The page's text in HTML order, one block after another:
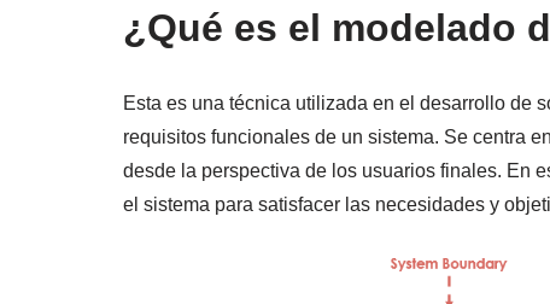
¿Qué es el modelado
Esta es una técnica utilizada en el desarrollo de
requisitos funcionales de un sistema. Se centra
desde la perspectiva de los usuarios finales. En
el sistema para satisfacer las necesidades y